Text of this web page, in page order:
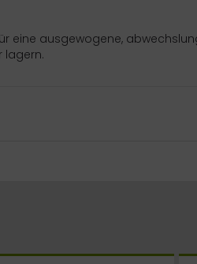
eine ausgewogene,
lagern.